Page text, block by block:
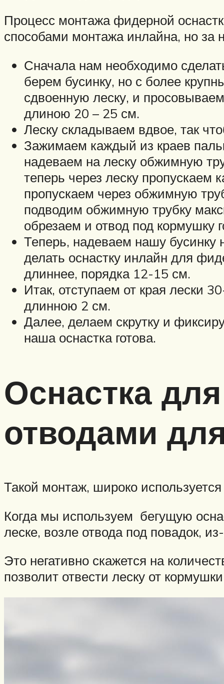
Процесс монтажа фидерной
способами монтажа инлайна, но за
Сначала нам необходимо
берем бусинку, но с более
сдвоенную леску, и
длиною 20 – 25 см.
Леску складываем вдвое, так
Зажимаем каждый из краев
надеваем на леску обжимную
теперь через леску пропускаем
пропускаем через обжимную
подводим обжимную трубку
обрезаем и отвод под кормушку
Теперь, надеваем нашу бусинку
делать оснастку инлайн для
длиннее, порядка 12-15 см.
Итак, отступаем от края лески
длинною 2 см.
Далее, делаем скрутку и
наша оснастка готова.
Оснастка
отводами
Такой монтаж, широко
Когда мы используем бегущую
леске, возле отвода под повадок,
Это негативно скажется на
позволит отвести леску от